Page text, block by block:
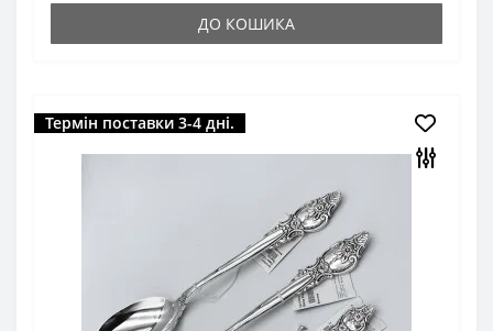
ДО КОШИКА
Термін поставки 3-4 дні.